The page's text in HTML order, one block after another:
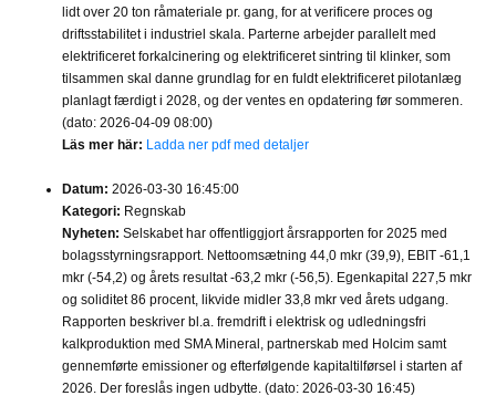
lidt over 20 ton råmateriale pr. gang, for at verificere proces og
driftsstabilitet i industriel skala. Parterne arbejder parallelt med
elektrificeret forkalcinering og elektrificeret sintring til klinker, som
tilsammen skal danne grundlag for en fuldt elektrificeret pilotanlæg
planlagt færdigt i 2028, og der ventes en opdatering før sommeren.
(dato: 2026-04-09 08:00)
Läs mer här: Ladda ner pdf med detaljer
Datum: 2026-03-30 16:45:00
Kategori: Regnskab
Nyheten: Selskabet har offentliggjort årsrapporten for 2025 med
bolagsstyrningsrapport. Nettoomsætning 44,0 mkr (39,9), EBIT -61,1
mkr (-54,2) og årets resultat -63,2 mkr (-56,5). Egenkapital 227,5 mkr
og soliditet 86 procent, likvide midler 33,8 mkr ved årets udgang.
Rapporten beskriver bl.a. fremdrift i elektrisk og udledningsfri
kalkproduktion med SMA Mineral, partnerskab med Holcim samt
gennemførte emissioner og efterfølgende kapitaltilførsel i starten af
2026. Der foreslås ingen udbytte. (dato: 2026-03-30 16:45)